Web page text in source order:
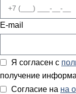
E-mail
Я согласен с
получение
Согласие на на